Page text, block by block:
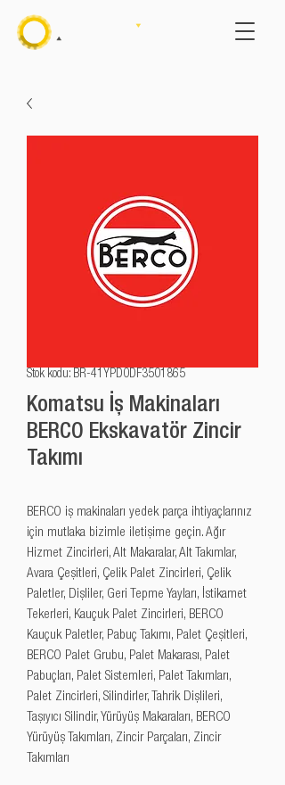
Stok kodu: BR-41YPD0DF3501865
Komatsu İş Makinaları
BERCO Ekskavatör Zincir
Takımı
BERCO iş makinaları yedek parça ihtiyaçlarınız
için mutlaka bizimle iletişime geçin. Ağır
Hizmet Zincirleri, Alt Makaralar, Alt Takımlar,
Avara Çeşitleri, Çelik Palet Zincirleri, Çelik
Paletler, Dişliler, Geri Tepme Yayları, İstikamet
Tekerleri, Kauçuk Palet Zincirleri, BERCO
Kauçuk Paletler, Pabuç Takımı, Palet Çeşitleri,
BERCO Palet Grubu, Palet Makarası, Palet
Pabuçları, Palet Sistemleri, Palet Takımları,
Palet Zincirleri, Silindirler, Tahrik Dişlileri,
Taşıyıcı Silindir, Yürüyüş Makaraları, BERCO
Yürüyüş Takımları, Zincir Parçaları, Zincir
Takımları